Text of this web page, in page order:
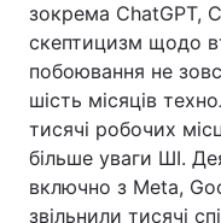
зокрема ChatGPT,
скептицизм щодо
побоювання не
шість місяців
тисячі робочих
більше уваги ШІ.
включно з Meta,
звільнили тисячі